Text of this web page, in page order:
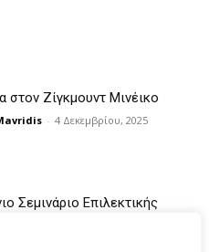
στον Ζίγκμουντ Μινέικο
- 4 Δεκεμβρίου, 2025
Σεμινάριο Επιλεκτικής